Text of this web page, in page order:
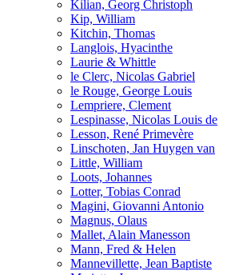
Kilian, Georg Christoph
Kip, William
Kitchin, Thomas
Langlois, Hyacinthe
Laurie & Whittle
le Clerc, Nicolas Gabriel
le Rouge, George Louis
Lempriere, Clement
Lespinasse, Nicolas Louis de
Lesson, René Primevère
Linschoten, Jan Huygen van
Little, William
Loots, Johannes
Lotter, Tobias Conrad
Magini, Giovanni Antonio
Magnus, Olaus
Mallet, Alain Manesson
Mann, Fred & Helen
Mannevillette, Jean Baptiste